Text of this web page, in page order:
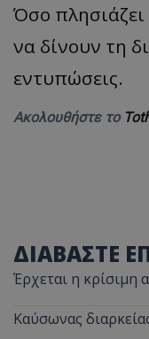
Όσο
να δίνουν τη
εντυπώσεις.
Ακολουθήστε το
ΔΙΑΒΑΣΤΕ
Έρχεται η κρίσιμη
Καύσωνας